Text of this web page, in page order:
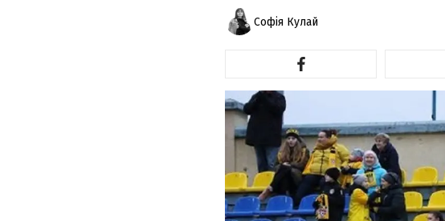
Софія Кулай